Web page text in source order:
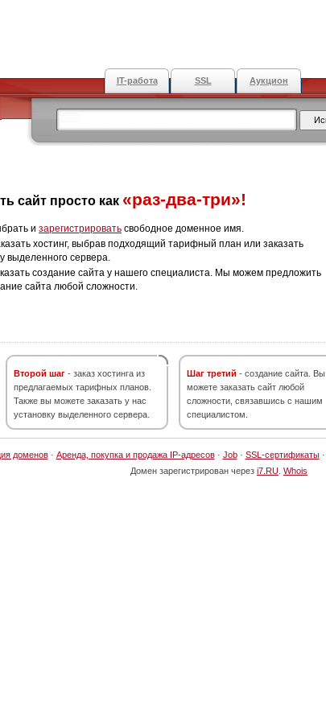
IT-работа SSL Аукцион
сайт просто как «раз-два-три»!
и зарегистрировать свободное доменное имя.
хостинг, выбрав подходящий тарифный план или заказать
выделенного сервера.
создание сайта у нашего специалиста. Мы можем предложить
сайта любой сложности.
Второй шаг - заказ хостинга из
предлагаемых тарифных планов.
Также вы можете заказать у нас
установку выделенного сервера.
Шаг третий - создание сайта. Вы
можете заказать сайт любой
сложности, связавшись с нашим
специалистом.
доменов· Аренда, покупка и продажа IP-адресов· Job· SSL-сертификаты·
Домен зарегистрирован через i7.RU Whois